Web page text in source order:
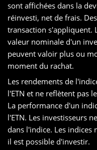
sont affichées dans la
réinvesti, net de frais.
transaction s'appliquent.
valeur nominale d'un
peuvent valoir plus ou
moment du rachat.
Les rendements de
l'ETN et ne reflètent pas
La performance d'un
l'ETN. Les investisseurs
dans l'indice. Les indices
il est possible d'investir.